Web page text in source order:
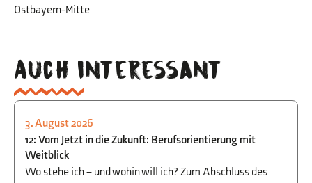
Ostbayern-Mitte
Auch interessant
STUDIEN- UND BERUFSORIENTIERUNG
3. August 2026
12: Vom Jetzt in die Zukunft: Berufsorientierung mit
Weitblick
Wo stehe ich – und wohin will ich? Zum Abschluss des